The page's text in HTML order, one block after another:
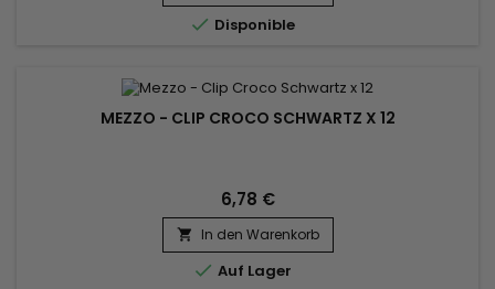
 Disponible
MEZZO - CLIP CROCO SCHWARTZ X 12
6,78 €
 In den Warenkorb
 Auf Lager